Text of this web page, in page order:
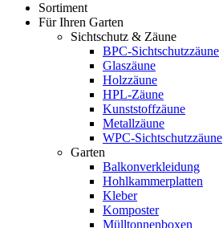
Sortiment
Für Ihren Garten
Sichtschutz & Zäune
BPC-Sichtschutzzäune
Glaszäune
Holzzäune
HPL-Zäune
Kunststoffzäune
Metallzäune
WPC-Sichtschutzzäune
Garten
Balkonverkleidung
Hohlkammerplatten
Kleber
Komposter
Mülltonnenboxen